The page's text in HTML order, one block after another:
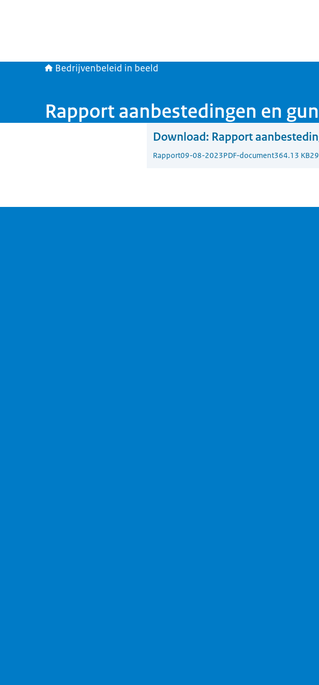
Bedrijvenbeleid in beeld
Rapport aanbestedingen en
Download: Rapport
Rapport09-08-2023PDF-document364.13 KB